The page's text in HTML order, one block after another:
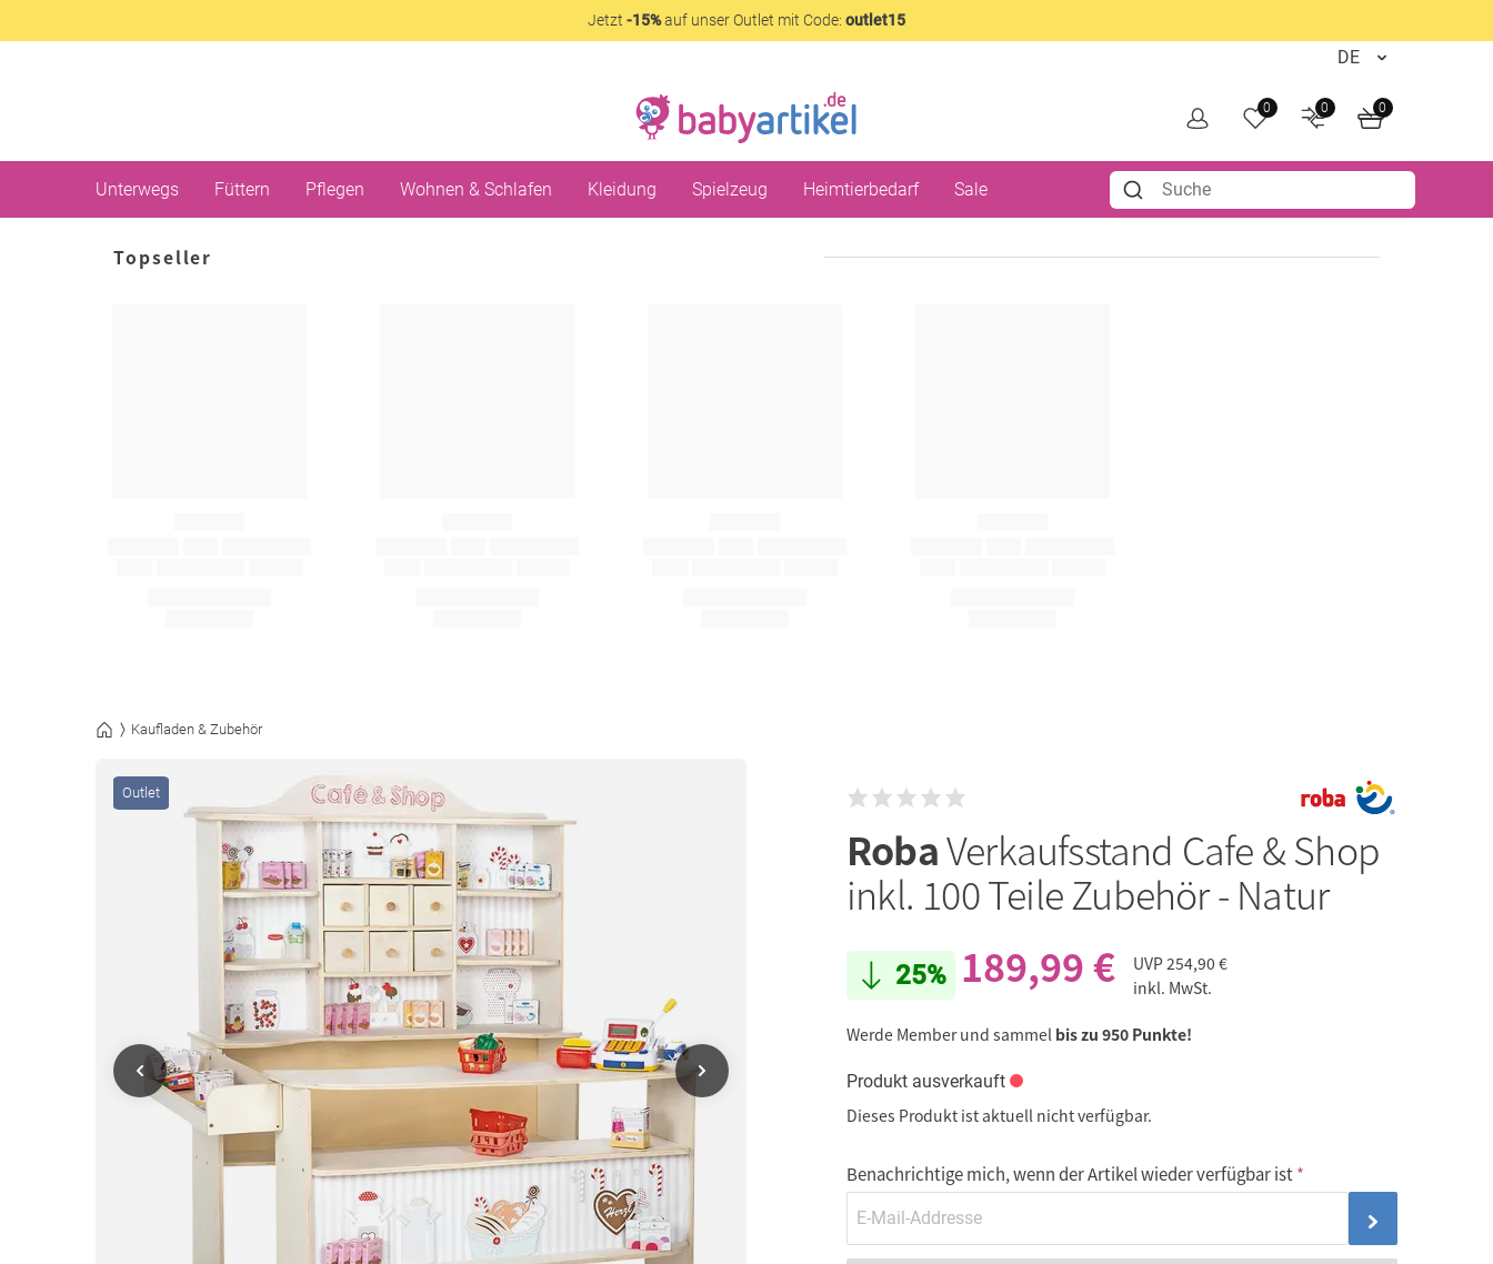
Jetzt -15%auf unser Outlet mit Code: outlet15
0 0 0
Unterwegs Füttern Pflegen Wohnen & Schlafen Kleidung Spielzeug Heimtierbedarf Sale
Topseller
Kaufladen & Zubehör
Outlet
RobaVerkaufsstand Cafe & Shop
inkl. 100 Teile Zubehör - Natur
25% 189,99 € UVP254,90 €
inkl. MwSt.
Werde Member und sammel bis zu 950 Punkte!
Produkt ausverkauft
Dieses Produkt ist aktuell nicht verfügbar.
Benachrichtige mich, wenn der Artikel wieder verfügbar ist